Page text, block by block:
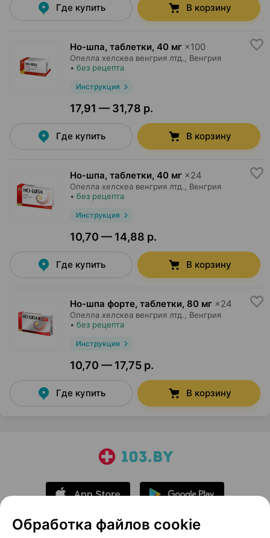
Где купить В корзину
Но-шпа, таблетки, 40 мг ×100
Опелла хелскеа венгрия лтд., Венгрия
• без рецепта
Инструкция
17,91 — 31,78 р.
Где купить В корзину
Но-шпа, таблетки, 40 мг ×24
Опелла хелскеа венгрия лтд., Венгрия
• без рецепта
Инструкция
10,70 — 14,88 р.
Где купить В корзину
Но-шпа форте, таблетки, 80 мг ×24
Опелла хелскеа венгрия лтд., Венгрия
• без рецепта
Инструкция
10,70 — 17,75 р.
Где купить В корзину
Обработка файлов cookie